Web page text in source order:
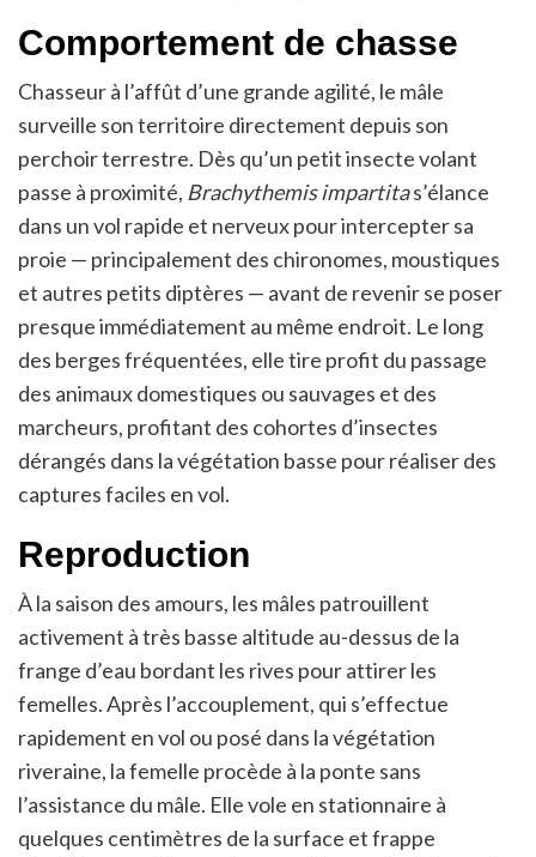
Comportement de chasse
Chasseur à l’affût d’une grande agilité, le mâle
surveille son territoire directement depuis son
perchoir terrestre. Dès qu’un petit insecte volant
passe à proximité, Brachythemis impartitas’élance
dans un vol rapide et nerveux pour intercepter sa
proie — principalement des chironomes, moustiques
et autres petits diptères — avant de revenir se poser
presque immédiatement au même endroit. Le long
des berges fréquentées, elle tire profit du passage
des animaux domestiques ou sauvages et des
marcheurs, profitant des cohortes d’insectes
dérangés dans la végétation basse pour réaliser des
captures faciles en vol.
Reproduction
À la saison des amours, les mâles patrouillent
activement à très basse altitude au-dessus de la
frange d’eau bordant les rives pour attirer les
femelles. Après l’accouplement, qui s’effectue
rapidement en vol ou posé dans la végétation
riveraine, la femelle procède à la ponte sans
l’assistance du mâle. Elle vole en stationnaire à
quelques centimètres de la surface et frappe